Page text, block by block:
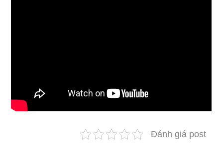
Đánh giá post